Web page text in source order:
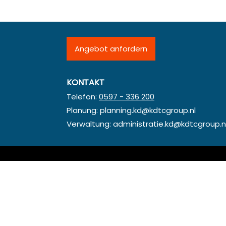
Angebot anfordern
KONTAKT
Telefon: 0597 - 336 200
Planung: planning.kd@kdtcgroup.nl
Verwaltung: